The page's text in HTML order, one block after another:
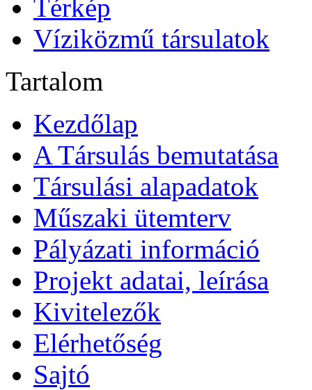
Térkép
Víziközmű társulatok
Tartalom
Kezdőlap
A Társulás bemutatása
Társulási alapadatok
Műszaki ütemterv
Pályázati információ
Projekt adatai, leírása
Kivitelezők
Elérhetőség
Sajtó